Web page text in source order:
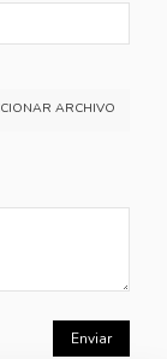
ARCHIVO